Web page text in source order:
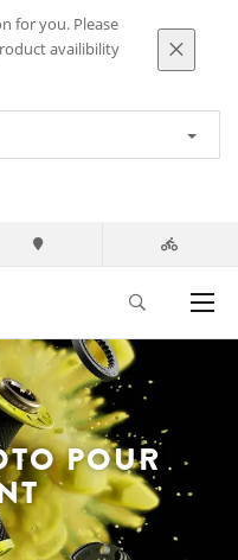
for you. Please
availibility
POUR